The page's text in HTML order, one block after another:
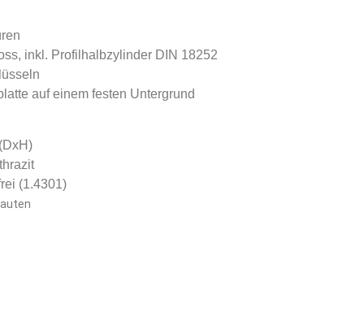
inkl. Profilhalbzylinder DIN 18252
auf einem festen Untergrund
(1.4301)